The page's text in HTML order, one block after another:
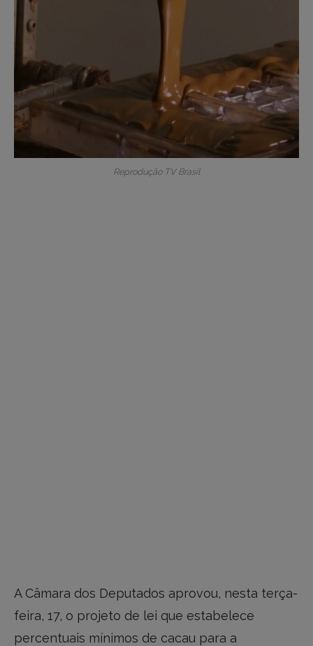
Reprodução TV Brasil
A Câmara dos Deputados aprovou, nesta terça-
feira, 17, o projeto de lei que estabelece
percentuais mínimos de cacau para a